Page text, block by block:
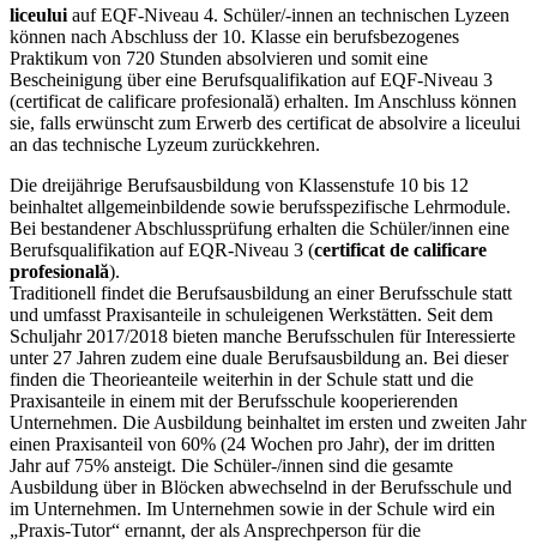
liceului auf EQF-Niveau 4. Schüler/-innen an technischen Lyzeen
können nach Abschluss der 10. Klasse ein berufsbezogenes
Praktikum von 720 Stunden absolvieren und somit eine
Bescheinigung über eine Berufsqualifikation auf EQF-Niveau 3
(certificat de calificare profesională) erhalten. Im Anschluss können
sie, falls erwünscht zum Erwerb des certificat de absolvire a liceului
an das technische Lyzeum zurückkehren.
Die dreijährige Berufsausbildung von Klassenstufe 10 bis 12
beinhaltet allgemeinbildende sowie berufsspezifische Lehrmodule.
Bei bestandener Abschlussprüfung erhalten die Schüler/innen eine
Berufsqualifikation auf EQR-Niveau 3 (certificat de calificare
profesională).
Traditionell findet die Berufsausbildung an einer Berufsschule statt
und umfasst Praxisanteile in schuleigenen Werkstätten. Seit dem
Schuljahr 2017/2018 bieten manche Berufsschulen für Interessierte
unter 27 Jahren zudem eine duale Berufsausbildung an. Bei dieser
finden die Theorieanteile weiterhin in der Schule statt und die
Praxisanteile in einem mit der Berufsschule kooperierenden
Unternehmen. Die Ausbildung beinhaltet im ersten und zweiten Jahr
einen Praxisanteil von 60% (24 Wochen pro Jahr), der im dritten
Jahr auf 75% ansteigt. Die Schüler-/innen sind die gesamte
Ausbildung über in Blöcken abwechselnd in der Berufsschule und
im Unternehmen. Im Unternehmen sowie in der Schule wird ein
„Praxis-Tutor“ ernannt, der als Ansprechperson für die